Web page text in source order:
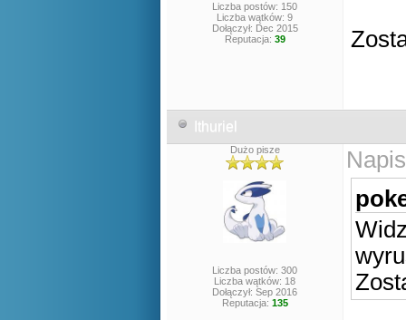
Liczba postów: 150
Liczba wątków: 9
Dołączył: Dec 2015
Reputacja: 39
Ithuriel
Dużo pisze
Liczba postów: 300
Liczba wątków: 18
Dołączył: Sep 2016
Reputacja: 135